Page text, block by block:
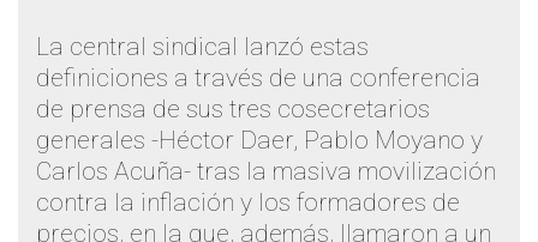
La central sindical lanzó estas
definiciones a través de una conferencia
de prensa de sus tres cosecretarios
generales -Héctor Daer, Pablo Moyano y
Carlos Acuña- tras la masiva movilización
contra la inflación y los formadores de
precios, en la que, además, llamaron a un